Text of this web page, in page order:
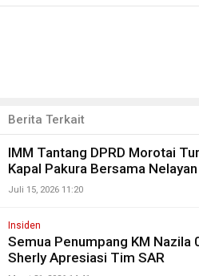
Berita Terkait
IMM Tantang DPRD Morotai
Kapal Pakura Bersama Nelayan
Juli 15, 2026 11:20
Insiden
Semua Penumpang KM Nazila
Sherly Apresiasi Tim SAR